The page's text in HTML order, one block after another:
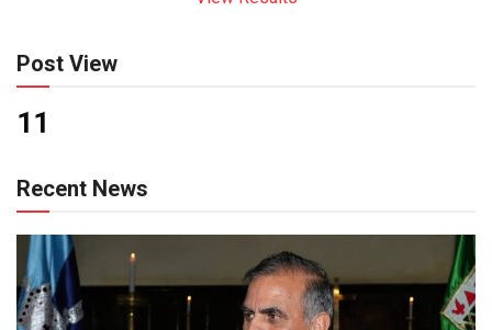
Post View
11
Recent News